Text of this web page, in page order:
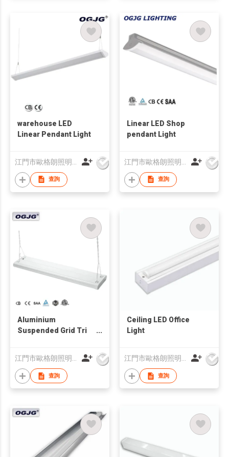
warehouse LED
Linear Pendant Light
查詢
Linear LED Shop
pendant Light
查詢
Aluminium
Suspended Grid Tri
查詢
Ceiling LED Office
Light
查詢